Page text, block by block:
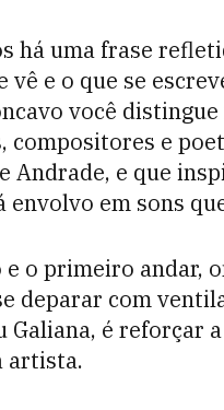
há uma frase
e o que se
você
compositores e
Andrade, e que
envolvo em sons
o primeiro andar,
deparar com
Galiana, é reforçar
artista.